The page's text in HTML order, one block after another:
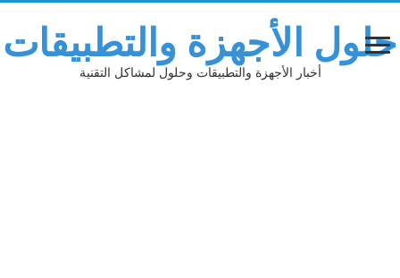
حلول الأجهزة والتطبيقات
أخبار الأجهزة والتطبيقات وحلول لمشاكل التقنية